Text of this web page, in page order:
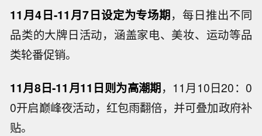
11月4日-11月7日设定为专场期，每日推出不同
品类的大牌日活动，涵盖家电、美妆、运动等品
类轮番促销。
11月8日-11月11日则为高潮期，11月10日20：0
0开启巅峰夜活动，红包雨翻倍，并可叠加政府补
贴。